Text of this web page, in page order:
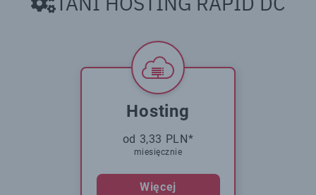
Hosting
od 3,33 PLN*
miesięcznie
Więcej